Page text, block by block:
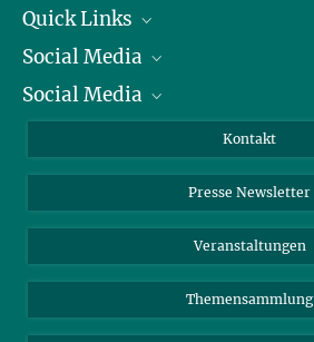
Quick Links
Präsident
Zahlen und Fakten
Meldestelle Fehlverhalten
Social Media
Bluesky
TikTok
Social Media
Instagram
YouTube
Kontakt
Presse Newsletter
Veranstaltungen
Themensammlung